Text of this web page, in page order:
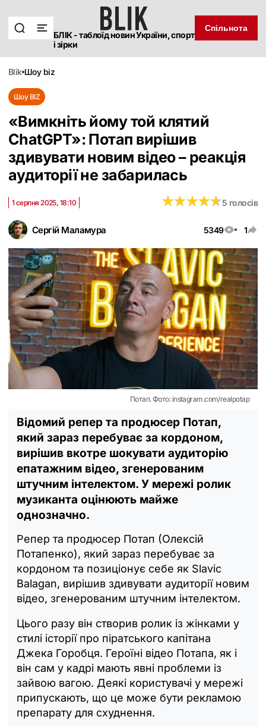
БЛІК - таблоїд новин України, спорт
і зірки
Спільнота
blik шоу biz
Шоу BIZ
«Вимкніть йому той клятий
ChatGPT»: Потап вирішив
здивувати новим відео – реакція
аудиторії не забарилась
Сергій Маламура 5349 1
1 серпня 2025, 18:10 ★★★★★
★★★★★5 голосів
Потап. Фото: instagram.com/realpotap
Відомий репер та продюсер Потап,
який зараз перебуває за кордоном,
вирішив вкотре шокувати аудиторію
епатажним відео, згенерованим
штучним інтелектом. У мережі ролик
музиканта оцінюють майже
однозначно.
Репер та продюсер Потап (Олексій
Потапенко), який зараз перебуває за
кордоном та позиціонує себе як Slavic
Balagan, вирішив здивувати аудиторії новим
відео, згенерованим штучним інтелектом.
Цього разу він створив ролик із жінками у
стилі історії про піратського капітана
Джека Горобця. Героїні відео Потапа, як і
він сам у кадрі мають явні проблеми із
зайвою вагою. Деякі користувачі у мережі
припускають, що це може бути рекламою
препарату для схуднення.